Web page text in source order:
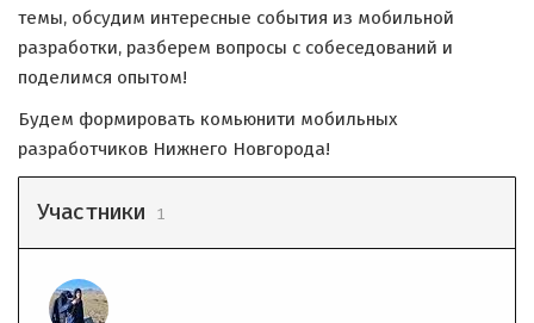
темы, обсудим интересные события из мобильной
разработки, разберем вопросы с собеседований и
поделимся опытом!
Будем формировать комьюнити мобильных
разработчиков Нижнего Новгорода!
Участники 1